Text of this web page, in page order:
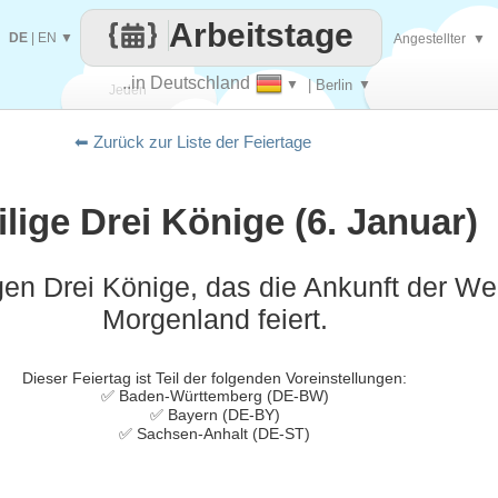
Jeden
..in Deutschland ▼ | Berlin ▼
Arbeitstage
DE EN ▼ Angestellter ▼
⬅ Zurück zur Liste der Feiertage
Drei Könige (6. Januar)
Drei Könige, das die Ankunft der
Morgenland feiert.
Dieser Feiertag ist Teil der folgenden Voreinstellungen:
✅ Baden-Württemberg (DE-BW)
✅ Bayern (DE-BY)
✅ Sachsen-Anhalt (DE-ST)